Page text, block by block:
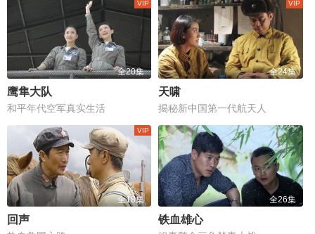
全20集
鹰隼大队
和平年代空军真实生活
全24集
天啸
揭秘新中国第一代航天人
全18集
回声
全26集
铁血雄心